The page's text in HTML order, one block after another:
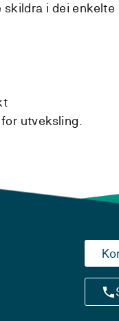
i dei enkelte
utveksling.